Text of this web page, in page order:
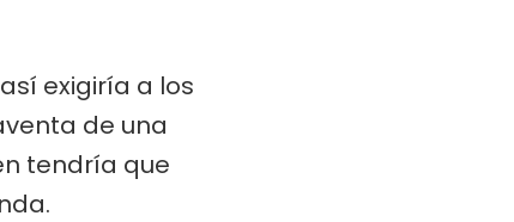
exigiría a los
de una
tendría que